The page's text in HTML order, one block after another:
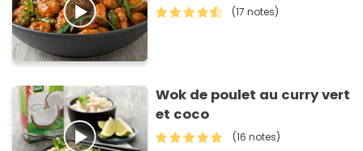
(17 notes)
Wok de poulet au curry vert
et coco
(16 notes)